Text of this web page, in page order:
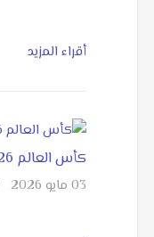
أقراء المزيد
كأس العالم 2026 48 منت�…
03 مايو 2026